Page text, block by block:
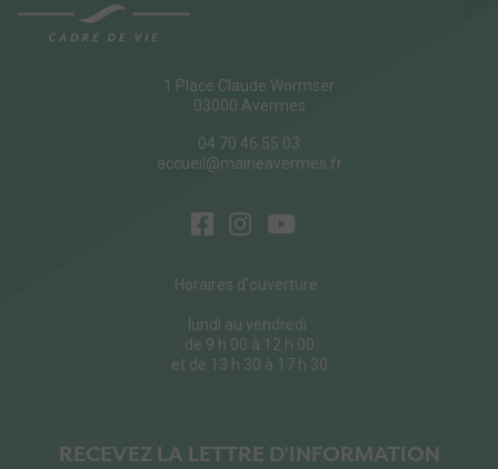
1 Place Claude Wormser
03000 Avermes
04 70 46 55 03
accueil@mairieavermes.fr
Horaires d'ouverture :
lundi au vendredi
de 9 h 00 à 12 h 00
et de 13 h 30 à 17 h 30
RECEVEZ LA LETTRE D'INFORMATION